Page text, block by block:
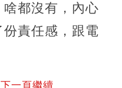
都沒有，內心
責任感，跟電
一頁繼續